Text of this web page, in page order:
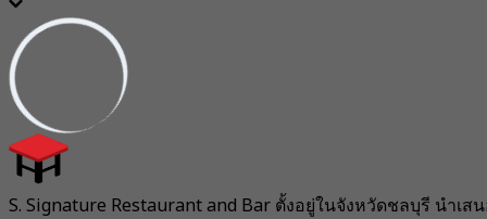
S. Signature Restaurant and Bar ตั้งอยู่ในจังหวัดชลบุรี นำเส